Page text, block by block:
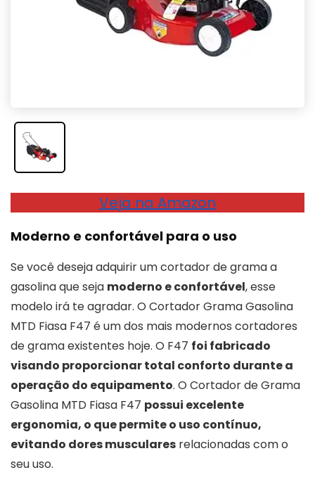
Veja na Amazon
Moderno e confortável para o uso
Se você deseja adquirir um cortador de grama a
gasolina que seja moderno e confortável, esse
modelo irá te agradar. O Cortador Grama Gasolina
MTD Fiasa F47 é um dos mais modernos cortadores
de grama existentes hoje. O F47 foi fabricado
visando proporcionar total conforto durante a
operação do equipamento. O Cortador de Grama
Gasolina MTD Fiasa F47 possui excelente
ergonomia, o que permite o uso contínuo,
evitando dores musculares relacionadas com o
seu uso.